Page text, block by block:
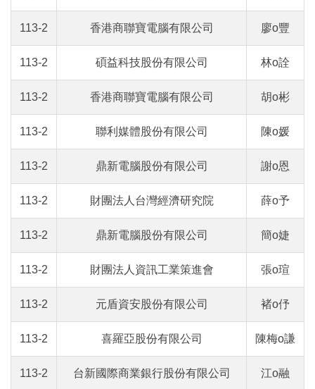
113-2 香港商聯寶電腦有限公司 廖o豐
113-2 碩益科技股份有限公司 林o詮
113-2 香港商聯寶電腦有限公司 胡o彬
113-2 聯利媒體股份有限公司 陳o媛
113-2 鼎新電腦股份有限公司 謝o恩
113-2 財團法人台灣經濟研究院 薛o予
113-2 鼎新電腦股份有限公司 簡o婕
113-2 財團法人資訊工業策進會 張o瑄
113-2 元盾資安股份有限公司 褚o伃
113-2 喜羅亞股份有限公司 陳梅o謙
113-2 台新國際商業銀行股份有限公司 江o融